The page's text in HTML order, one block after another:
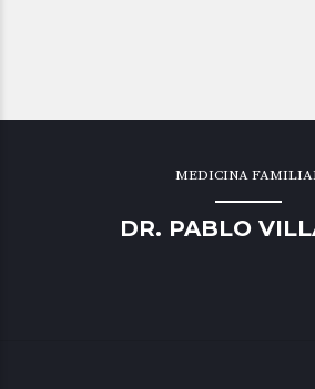
MEDICINA
DR. PABLO